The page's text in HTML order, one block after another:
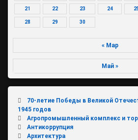
21 22 23 24
28 29 30
« Мар
Май »
70-летие Победы в Великой
1945 годов
Агропромышленный комплекс и
Антикоррупция
Архитектура